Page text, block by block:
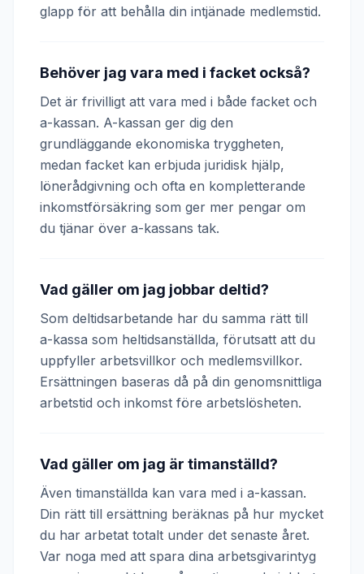
glapp för att behålla din intjänade medlemstid.
Behöver jag vara med i facket också?
Det är frivilligt att vara med i både facket och
a-kassan. A-kassan ger dig den
grundläggande ekonomiska tryggheten,
medan facket kan erbjuda juridisk hjälp,
lönerådgivning och ofta en kompletterande
inkomstförsäkring som ger mer pengar om
du tjänar över a-kassans tak.
Vad gäller om jag jobbar deltid?
Som deltidsarbetande har du samma rätt till
a-kassa som heltidsanställda, förutsatt att du
uppfyller arbetsvillkor och medlemsvillkor.
Ersättningen baseras då på din genomsnittliga
arbetstid och inkomst före arbetslösheten.
Vad gäller om jag är timanställd?
Även timanställda kan vara med i a-kassan.
Din rätt till ersättning beräknas på hur mycket
du har arbetat totalt under det senaste året.
Var noga med att spara dina arbetsgivarintyg